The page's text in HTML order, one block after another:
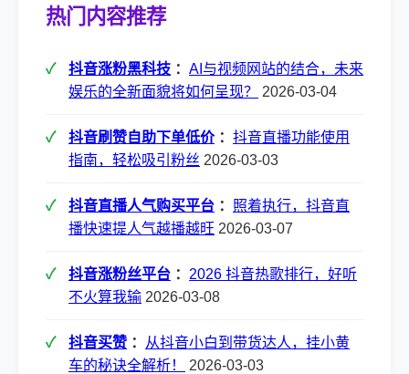
热门内容推荐
抖音涨粉黑科技 ： AI与视频网站的结合，未来
娱乐的全新面貌将如何呈现？
2026-03-04
抖音刷赞自助下单低价： 抖音直播功能使用
指南，轻松吸引粉丝 2026-03-03
抖音直播人气购买平台 ： 照着执行，抖音直
播快速提人气越播越旺 2026-03-07
抖音涨粉丝平台 ： 2026 抖音热歌排行，好听
不火算我输 2026-03-08
抖音买赞 ：
从抖音小白到带货达人，挂小黄
车的秘诀全解析！
2026-03-03